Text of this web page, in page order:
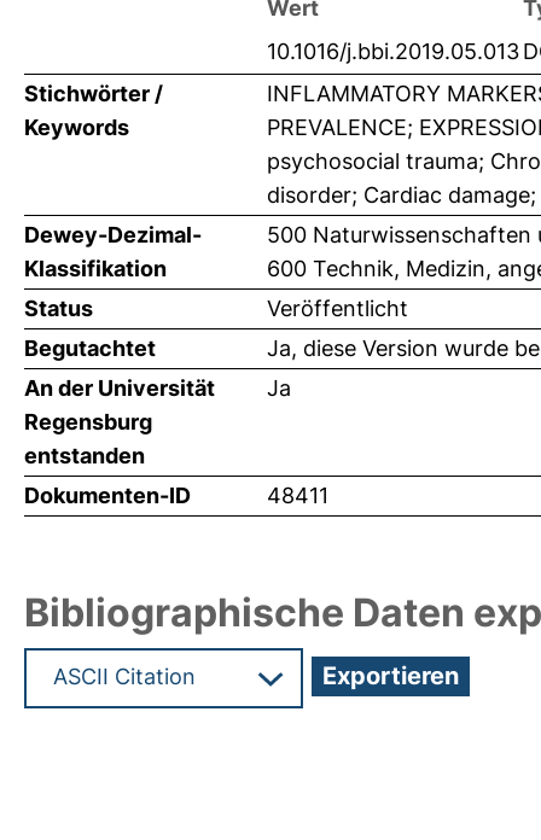
Wert
10.1016/j.bbi.2019.05.013
Stichwörter /
Keywords
INFLAMMATORY
PREVALENCE;
psychosocial trauma;
disorder; Cardiac
Dewey-Dezimal-
Klassifikation
500 Naturwissenschaften
600 Technik, Medizin,
Status
Veröffentlicht
Begutachtet
Ja, diese Version wurde
An der Universität
Regensburg
entstanden
Ja
Dokumenten-ID 48411
Bibliographische Daten